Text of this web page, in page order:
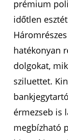
prémium
időtlen
hatékonyan
dolgokat,
sziluettet.
érmezseb is
megbízható